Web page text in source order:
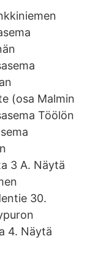
(osa Malmin
Töölön
3 A. Näytä
30.
4. Näytä